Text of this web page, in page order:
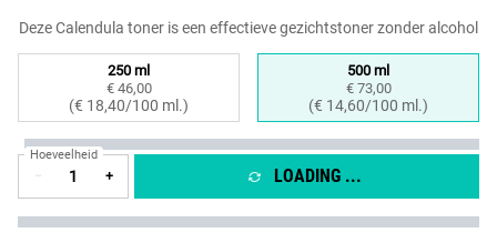
Deze Calendula toner is een effectieve gezichtstoner zonder alcohol
Geselecteerd
250 ml
€ 46,00
(€ 18,40/100 ml.)
, 1 of 2 Geselecteerd
500 ml
€ 73,00
(€ 14,60/100 ml.)
, 2 of 2
Hoeveelheid
+ LOADING ...